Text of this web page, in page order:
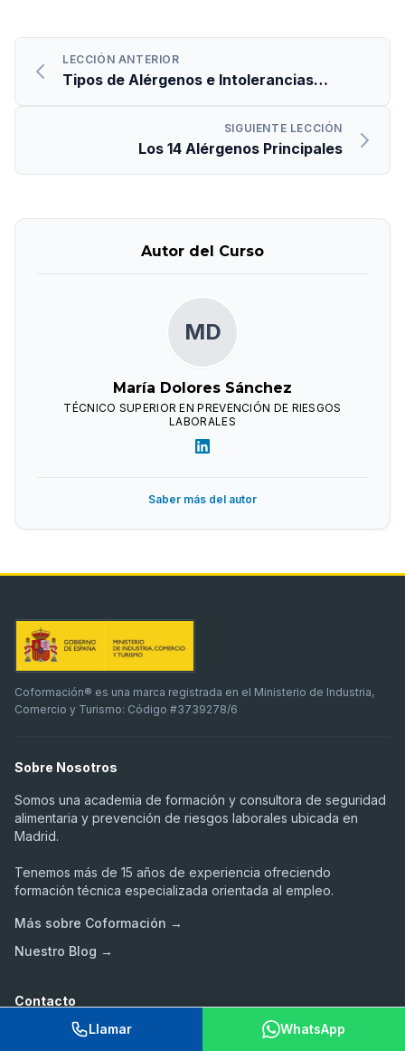
LECCIÓN ANTERIOR
Tipos de Alérgenos e Intolerancias
SIGUIENTE LECCIÓN
Los 14 Alérgenos Principales
Autor del Curso
MD
María Dolores Sánchez
TÉCNICO SUPERIOR EN PREVENCIÓN DE RIESGOS
LABORALES
Saber más del autor
Coformación® es una marca registrada en el Ministerio de Industria,
Comercio y Turismo: Código #3739278/6
Sobre Nosotros
Somos una academia de formación y consultora de seguridad
alimentaria y prevención de riesgos laborales ubicada en
Madrid.
Tenemos más de 15 años de experiencia ofreciendo
formación técnica especializada orientada al empleo.
Más sobre Coformación →
Nuestro Blog →
Contacto
Consultas y soporte técnico disponibles 24/7 de forma
Llamar WhatsApp